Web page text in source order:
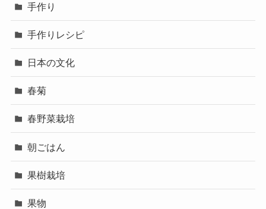
手作り
手作りレシピ
日本の文化
春菊
春野菜栽培
朝ごはん
果樹栽培
果物